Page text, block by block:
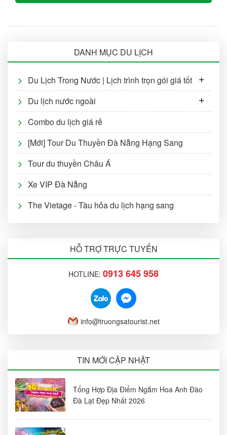
DANH MỤC DU LỊCH
Du Lịch Trong Nước | Lịch trình trọn gói giá tốt
Du lịch nước ngoài
Combo du lịch giá rẻ
[Mới] Tour Du Thuyền Đà Nẵng Hạng Sang
Tour du thuyền Châu Á
Xe VIP Đà Nẵng
The Vietage - Tàu hỏa du lịch hạng sang
HỖ TRỢ TRỰC TUYẾN
HOTLINE: 0913 645 958
info@truongsatourist.net
TIN MỚI CẬP NHẬT
Tổng Hợp Địa Điểm Ngắm Hoa Anh Đào
Đà Lạt Đẹp Nhất 2026